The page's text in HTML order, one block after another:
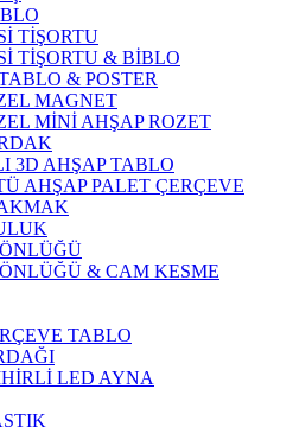
TİŞORTU
TİŞORTU & BİBLO
& POSTER
MAGNET
MİNİ AHŞAP ROZET
3D AHŞAP TABLO
AHŞAP PALET ÇERÇEVE
& CAM KESME
TABLO
LED AYNA